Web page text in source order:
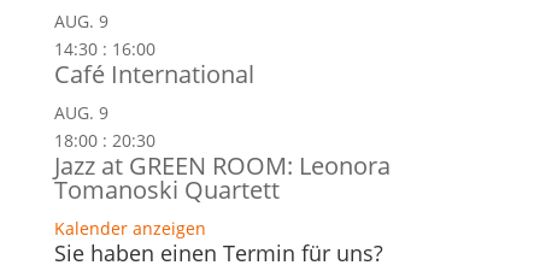
AUG. 9
14:30: 16:00
Café International
AUG. 9
18:00: 20:30
Jazz at GREEN ROOM: Leonora
Tomanoski Quartett
Kalender anzeigen
Sie haben einen Termin für uns?